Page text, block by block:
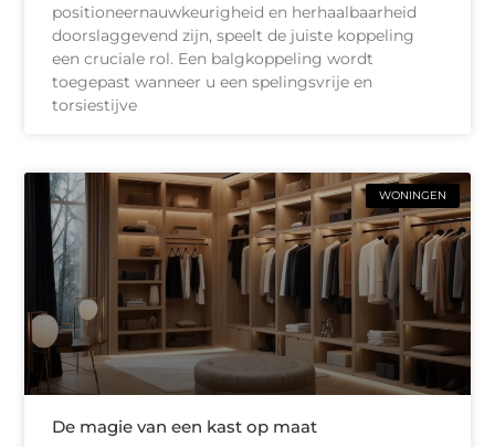
positioneernauwkeurigheid en herhaalbaarheid
doorslaggevend zijn, speelt de juiste koppeling
een cruciale rol. Een balgkoppeling wordt
toegepast wanneer u een spelingsvrije en
torsiestijve
WONINGEN
De magie van een kast op maat